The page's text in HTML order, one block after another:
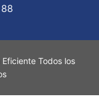
Todos los